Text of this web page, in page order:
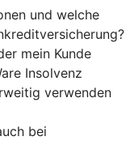
und welche
mein Kunde
Insolvenz
verwenden
bei